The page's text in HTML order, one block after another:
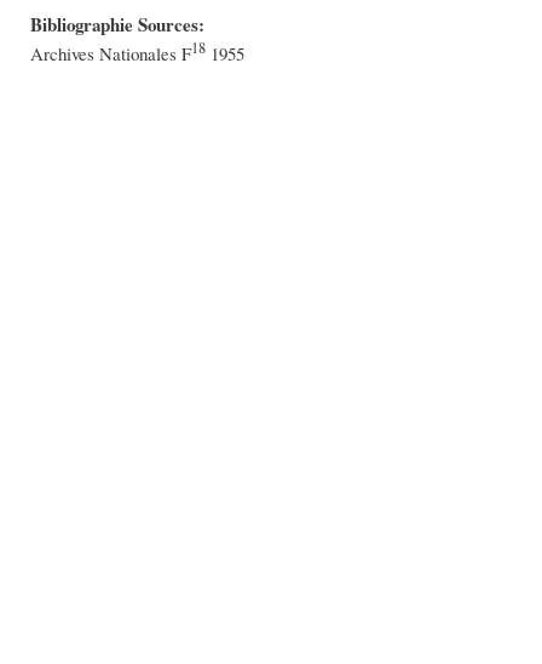
Bibliographie Sources:
Archives Nationales F18 1955